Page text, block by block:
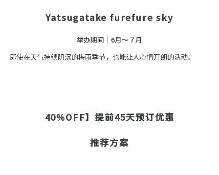
Yatsugatake furefure sky
举办期间｜6月～７月
即使在天气持续阴沉的梅雨季节，也能让人心情开朗的活动。
40%OFF】提前45天预订优惠
推荐方案